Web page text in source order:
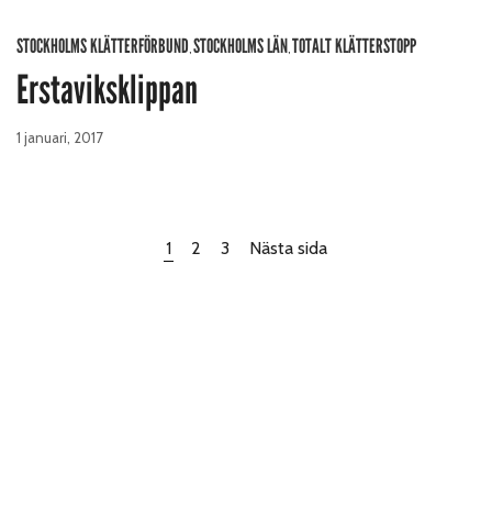
STOCKHOLMS KLÄTTERFÖRBUND,STOCKHOLMS LÄN,TOTALT KLÄTTERSTOPP
Erstaviksklippan
1 januari, 2017
1 2 3 Nästa sida